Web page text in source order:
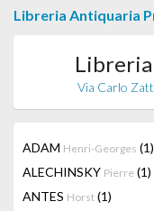
Libreria Antiquaria
Via Carlo
ADAM Henri-Georges (1)
ALECHINSKY Pierre (1)
ANTES Horst (1)